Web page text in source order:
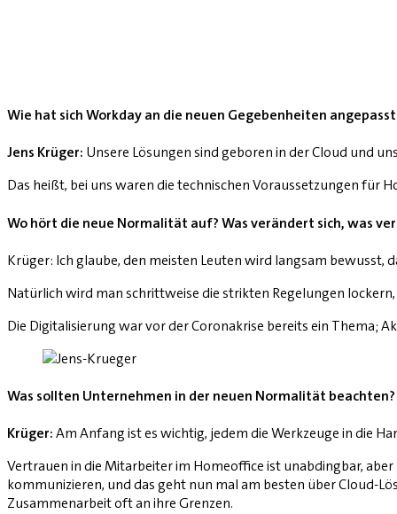
Wie hat sich Workday an die neuen Gegebenheiten
Jens Krüger: Unsere Lösungen sind geboren in der Cloud und
Das heißt, bei uns waren die technischen Voraussetzungen für
Wo hört die neue Normalität auf? Was verändert sich, was
Krüger: Ich glaube, den meisten Leuten wird langsam bewusst,
Natürlich wird man schrittweise die strikten Regelungen
Die Digitalisierung war vor der Coronakrise bereits ein Thema;
Was sollten Unternehmen in der neuen Normalität beachten?
Krüger:Am Anfang ist es wichtig, jedem die Werkzeuge in die
Vertrauen in die Mitarbeiter im Homeoffice ist unabdingbar,
kommunizieren, und das geht nun mal am besten über Cloud-
Zusammenarbeit oft an ihre Grenzen.